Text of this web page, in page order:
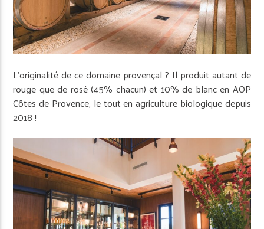
L’originalité de ce domaine provençal ? Il produit autant de
rouge que de rosé (45% chacun) et 10% de blanc en AOP
Côtes de Provence, le tout en agriculture biologique depuis
2018 !